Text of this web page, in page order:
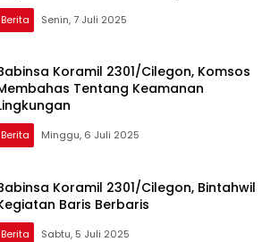
Berita Senin, 7 Juli 2025
Koramil 2301/Cilegon, Komsos
Tentang Keamanan
Berita Minggu, 6 Juli 2025
Koramil 2301/Cilegon, Bintahwil
Baris Berbaris
Berita Sabtu, 5 Juli 2025